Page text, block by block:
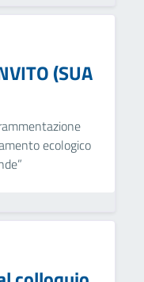
(SUA
ecologico